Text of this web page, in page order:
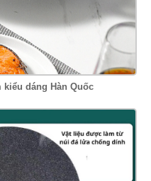
dáng Hàn Quốc